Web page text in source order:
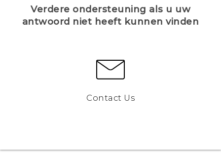
Verdere ondersteuning als u uw
antwoord niet heeft kunnen vinden
Contact Us